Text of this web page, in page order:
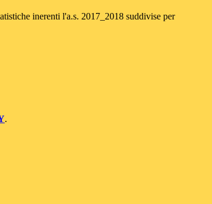
inerenti l'a.s. 2017_2018 suddivise per
.